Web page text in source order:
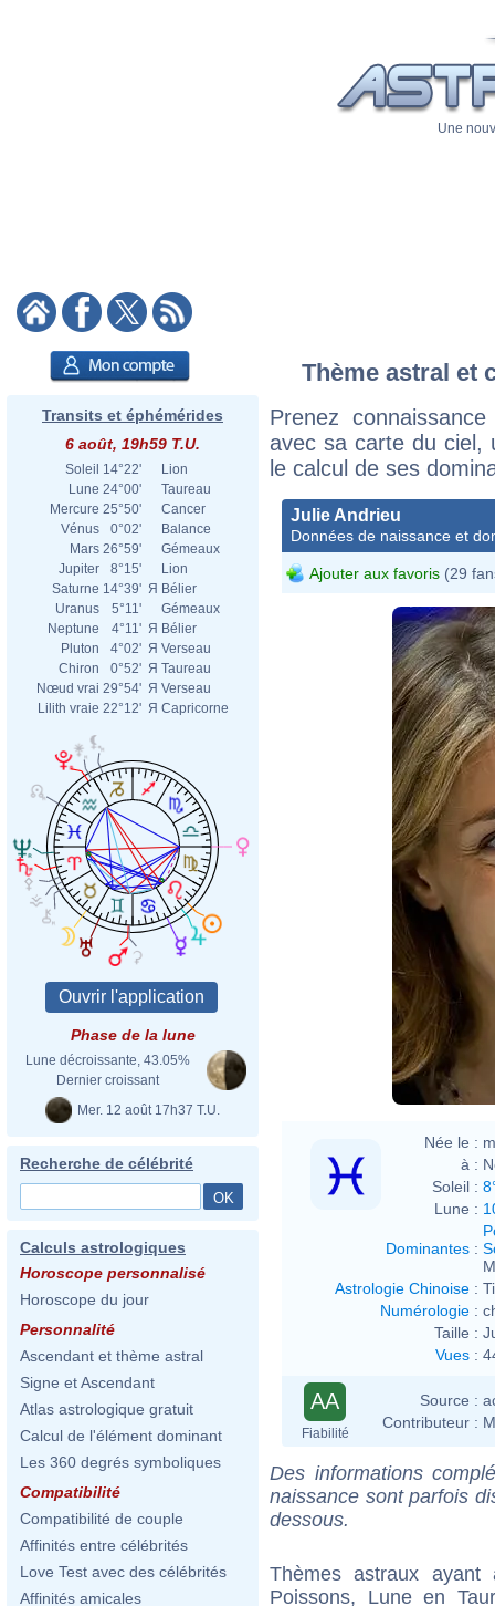
Une
Transits et éphémérides
6 août, 19h59 T.U.
Soleil 14°22'
Lion
Lune 24°00'
Taureau
Mercure 25°50'
Cancer
Vénus
0°02'
Balance
Mars 26°59'
Gémeaux
Jupiter
8°15'
Lion
Saturne 14°39' Я Bélier
Uranus
5°11'
Gémeaux
Neptune
4°11' Я Bélier
Pluton
4°02' Я Verseau
Chiron
0°52' Я Taureau
Nœud vrai 29°54' Я Verseau
Lilith vraie 22°12' Я Capricorne
Phase de la lune
Lune décroissante, 43.05%
Dernier croissant
Mer. 12 août 17h37 T.U.
Recherche de célébrité
Calculs astrologiques
Horoscope personnalisé
Horoscope du jour
Personnalité
Ascendant et thème astral
Signe et Ascendant
Atlas astrologique gratuit
Calcul de l'élément dominant
Les 360 degrés symboliques
Compatibilité
Compatibilité de couple
Affinités entre célébrités
Love Test avec des célébrités
Affinités amicales
Thème astral et
Prenez
avec sa carte du ciel,
le calcul de ses
Julie Andrieu
Données de naissance et
Ajouter aux favoris (29
Née le :
à :
Soleil :
Lune :
Dominantes :
Astrologie Chinoise :
Numérologie :
Taille :
Vues :
AA
Fiabilité
Source :
Contributeur :
Des informations
naissance sont parfois
dessous.
Thèmes astraux
Poissons, Lune en